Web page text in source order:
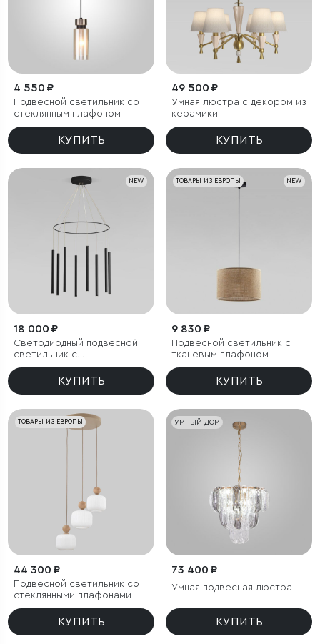
4 550 ₽
Подвесной светильник со
стеклянным плафоном
КУПИТЬ
49 500 ₽
Умная люстра с декором из
керамики
КУПИТЬ
NEW
18 000 ₽
Светодиодный подвесной
светильник с
регулировкой высоты
КУПИТЬ
NEW
ТОВАРЫ ИЗ ЕВРОПЫ
9 830 ₽
Подвесной светильник с
тканевым плафоном
КУПИТЬ
ТОВАРЫ ИЗ ЕВРОПЫ
44 300 ₽
Подвесной светильник со
стеклянными плафонами
КУПИТЬ
УМНЫЙ ДОМ
73 400 ₽
Умная подвесная люстра
КУПИТЬ